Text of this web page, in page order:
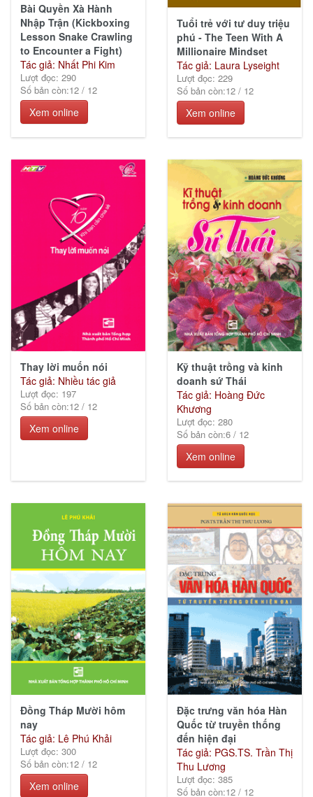
khác
các
Hồ
Minh
-
Từ
điển
(15)
Bài Quyền Xà Hành
Nhập Trận (Kickboxing
Lesson Snake Crawling
to Encounter a Fight)
Tác giả: Nhất Phi Kim
Lượt đọc: 290
Số bản còn:12/12
Xem online
Tuổi trẻ với tư duy triệu
phú - The Teen With A
Millionaire Mindset
Tác giả: Laura Lyseight
Lượt đọc: 229
Số bản còn:12/12
Xem online
Thay lời muốn nói
Tác giả: Nhiều tác giả
Lượt đọc: 197
Số bản còn:12/12
Xem online
Kỹ thuật trồng và kinh
doanh sứ Thái
Tác giả: Hoàng Đức
Khương
Lượt đọc: 280
Số bản còn:6/12
Xem online
Đồng Tháp Mười hôm
nay
Tác giả: Lê Phú Khải
Lượt đọc: 300
Số bản còn:12/12
Xem online
Đặc trưng văn hóa Hàn
Quốc từ truyền thống
đến hiện đại
Tác giả: PGS.TS. Trần Thị
Thu Lương
Lượt đọc: 385
Số bản còn:12/12